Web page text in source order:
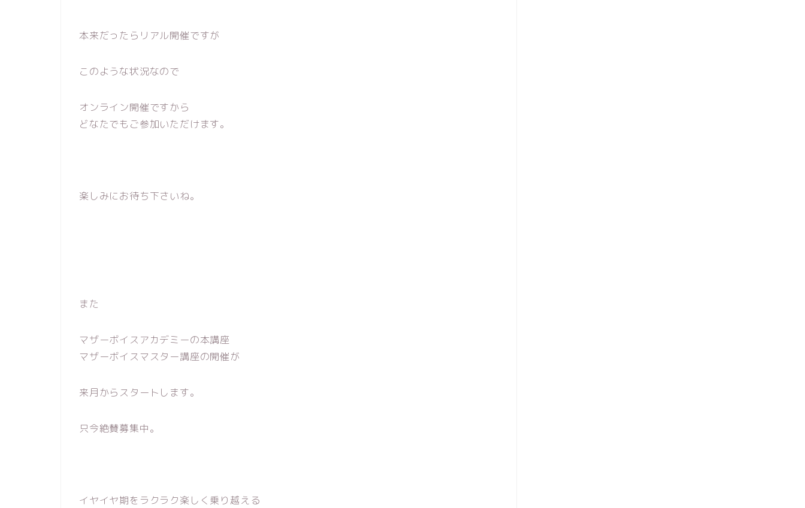
本来だったらリアル開催ですが
このような状況なので
オンライン開催ですから
どなたでもご参加いただけます。
楽しみにお待ち下さいね。
また
マザーボイスアカデミーの本講座
マザーボイスマスター講座の開催が
来月からスタートします。
只今絶賛募集中。
イヤイヤ期をラクラク楽しく乗り越える